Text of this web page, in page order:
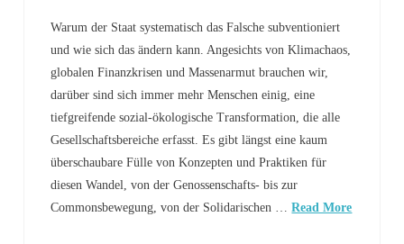
Warum der Staat systematisch das Falsche subventioniert
und wie sich das ändern kann. Angesichts von Klimachaos,
globalen Finanzkrisen und Massenarmut brauchen wir,
darüber sind sich immer mehr Menschen einig, eine
tiefgreifende sozial-ökologische Transformation, die alle
Gesellschaftsbereiche erfasst. Es gibt längst eine kaum
überschaubare Fülle von Konzepten und Praktiken für
diesen Wandel, von der Genossenschafts- bis zur
Commonsbewegung, von der Solidarischen …Read More